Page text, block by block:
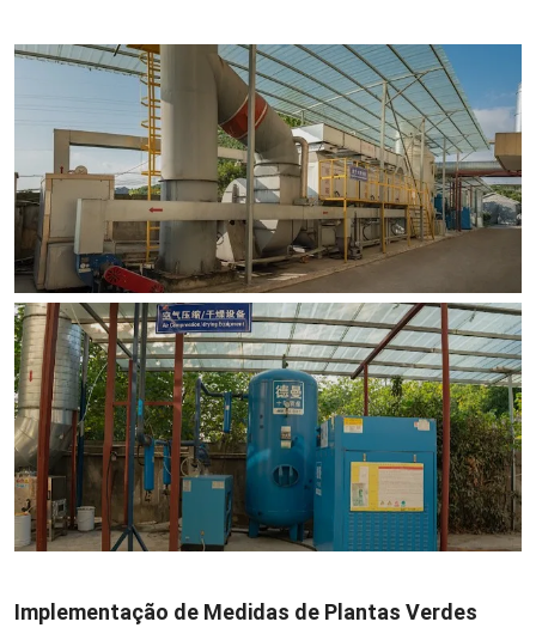
Implementação de Medidas de Plantas Verdes